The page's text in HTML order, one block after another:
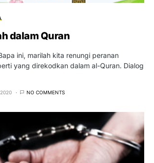
dalam Quran
ini, marilah kita renungi peranan
yang direkodkan dalam al-Quran. Dialog
NO COMMENTS